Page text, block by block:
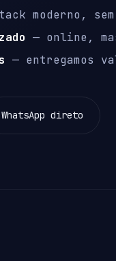
moderno,
— online,
— entregamos
WhatsApp direto